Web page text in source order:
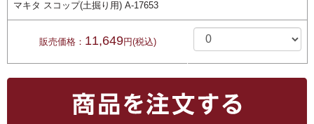
マキタ スコップ(土掘り用) A-17653
販売価格： 11,649円(税込)